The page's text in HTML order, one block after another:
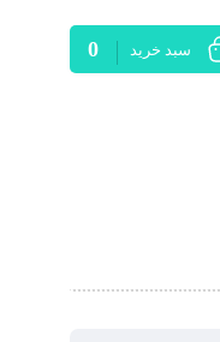
سبد خرید 0